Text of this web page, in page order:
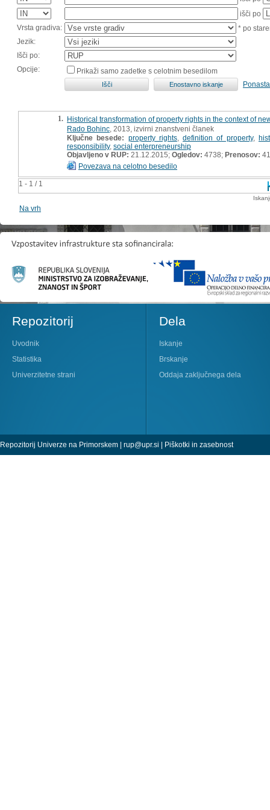
išči po
Vrsta gradiva:
* po
Jezik:
Išči po:
Opcije:
Prikaži samo zadetke s celotnim besedilom
1 - 1 / 1
1. Historical transformation of property rights in the context of
Rado Bohinc , 2013, izvirni znanstveni članek
Ključne besede: property rights,definition of property,
responsibility, social enterpreneurship
Objavljeno v RUP: 21.12.2015; Ogledov: 4738; Prenosov: 41
Povezava na celotno besedilo
Na vrh
Repozitorij
Uvodnik
Statistika
Univerzitetne strani
Dela
Iskanje
Brskanje
Oddaja zaključnega dela
Repozitorij Univerze na Primorskem | rup@upr.si | Piškotki in zasebnost